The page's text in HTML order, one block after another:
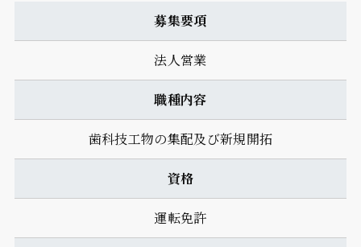
募集要項
法人営業
職種内容
歯科技工物の集配及び新規開拓
資格
運転免許